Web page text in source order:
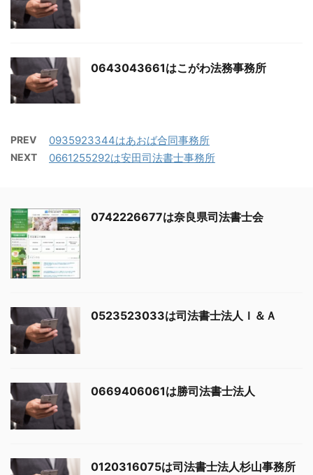
0643043661はこがわ法務事務所
PREV 0935923344はあおば合同事務所
NEXT 0661255292は安田司法書士事務所
0742226677は奈良県司法書士会
0523523033は司法書士法人Ｉ＆Ａ
0669406061は勝司法書士法人
0120316075は司法書士法人杉山事務所